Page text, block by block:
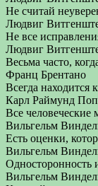
Не считай
Людвиг
Не все
Людвиг
Весьма часто,
Франц Брентано
Всегда находится
Карл Раймунд
Все
Вильгельм
Есть оценки,
Вильгельм
Односторонность
Вильгельм